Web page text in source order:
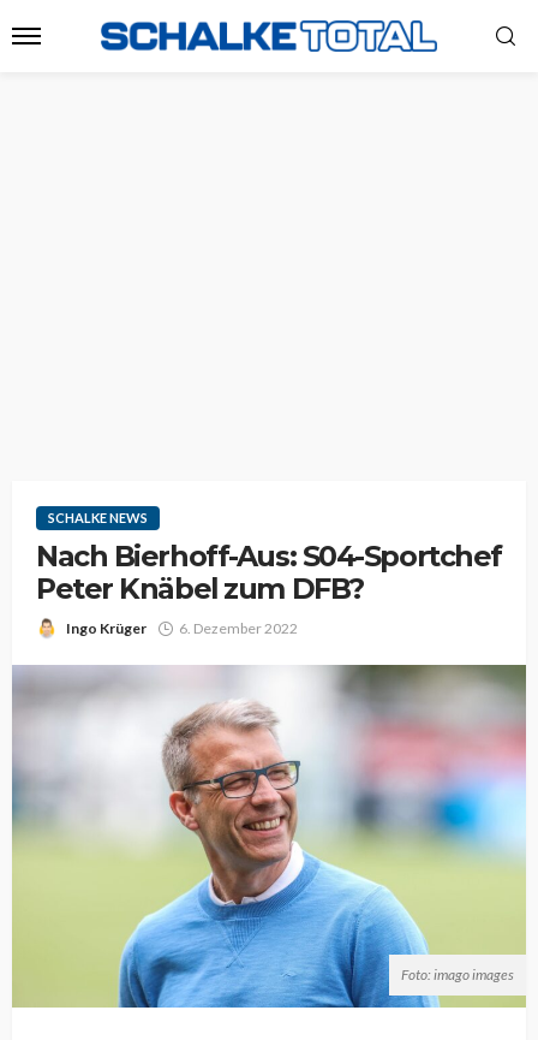
SCHALKE NEWS
Nach Bierhoff-Aus: S04-Sportchef
Peter Knäbel zum DFB?
Ingo Krüger 6. Dezember 2022
Foto: imago images